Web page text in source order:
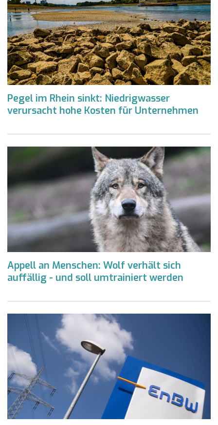
Pegel im Rhein sinkt: Niedrigwasser
verursacht hohe Kosten für Unternehmen
Appell an Menschen: Wolf verhält sich
auffällig - und soll umtrainiert werden